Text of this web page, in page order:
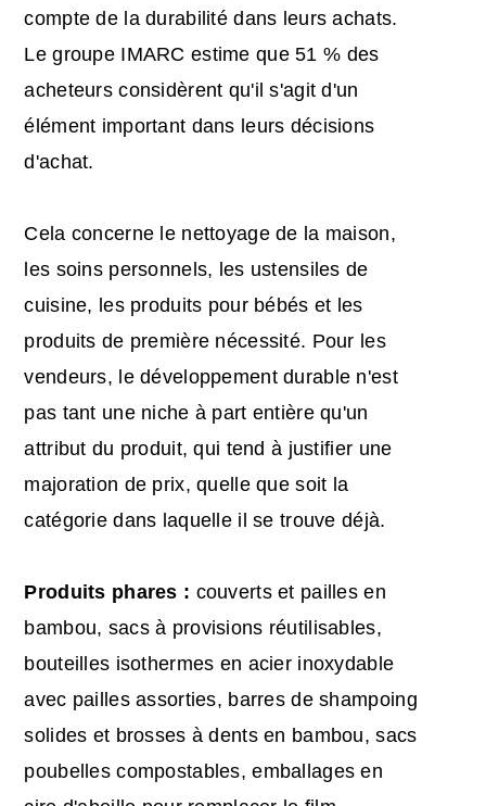
compte de la durabilité dans leurs achats.
Le groupe IMARC estime que 51 % des
acheteurs considèrent qu'il s'agit d'un
élément important dans leurs décisions
d'achat.
Cela concerne le nettoyage de la maison,
les soins personnels, les ustensiles de
cuisine, les produits pour bébés et les
produits de première nécessité. Pour les
vendeurs, le développement durable n'est
pas tant une niche à part entière qu'un
attribut du produit, qui tend à justifier une
majoration de prix, quelle que soit la
catégorie dans laquelle il se trouve déjà.
Produits phares : couverts et pailles en
bambou, sacs à provisions réutilisables,
bouteilles isothermes en acier inoxydable
avec pailles assorties, barres de shampoing
solides et brosses à dents en bambou, sacs
poubelles compostables, emballages en